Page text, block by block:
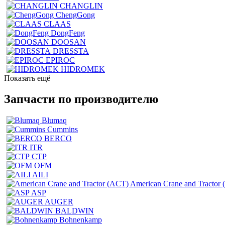
CHANGLIN
ChengGong
CLAAS
DongFeng
DOOSAN
DRESSTA
EPIROC
HIDROMEK
Показать ещё
Запчасти по производителю
Blumaq
Cummins
BERCO
ITR
CTP
OFM
AILI
American Crane and Tractor
ASP
AUGER
BALDWIN
Bohnenkamp